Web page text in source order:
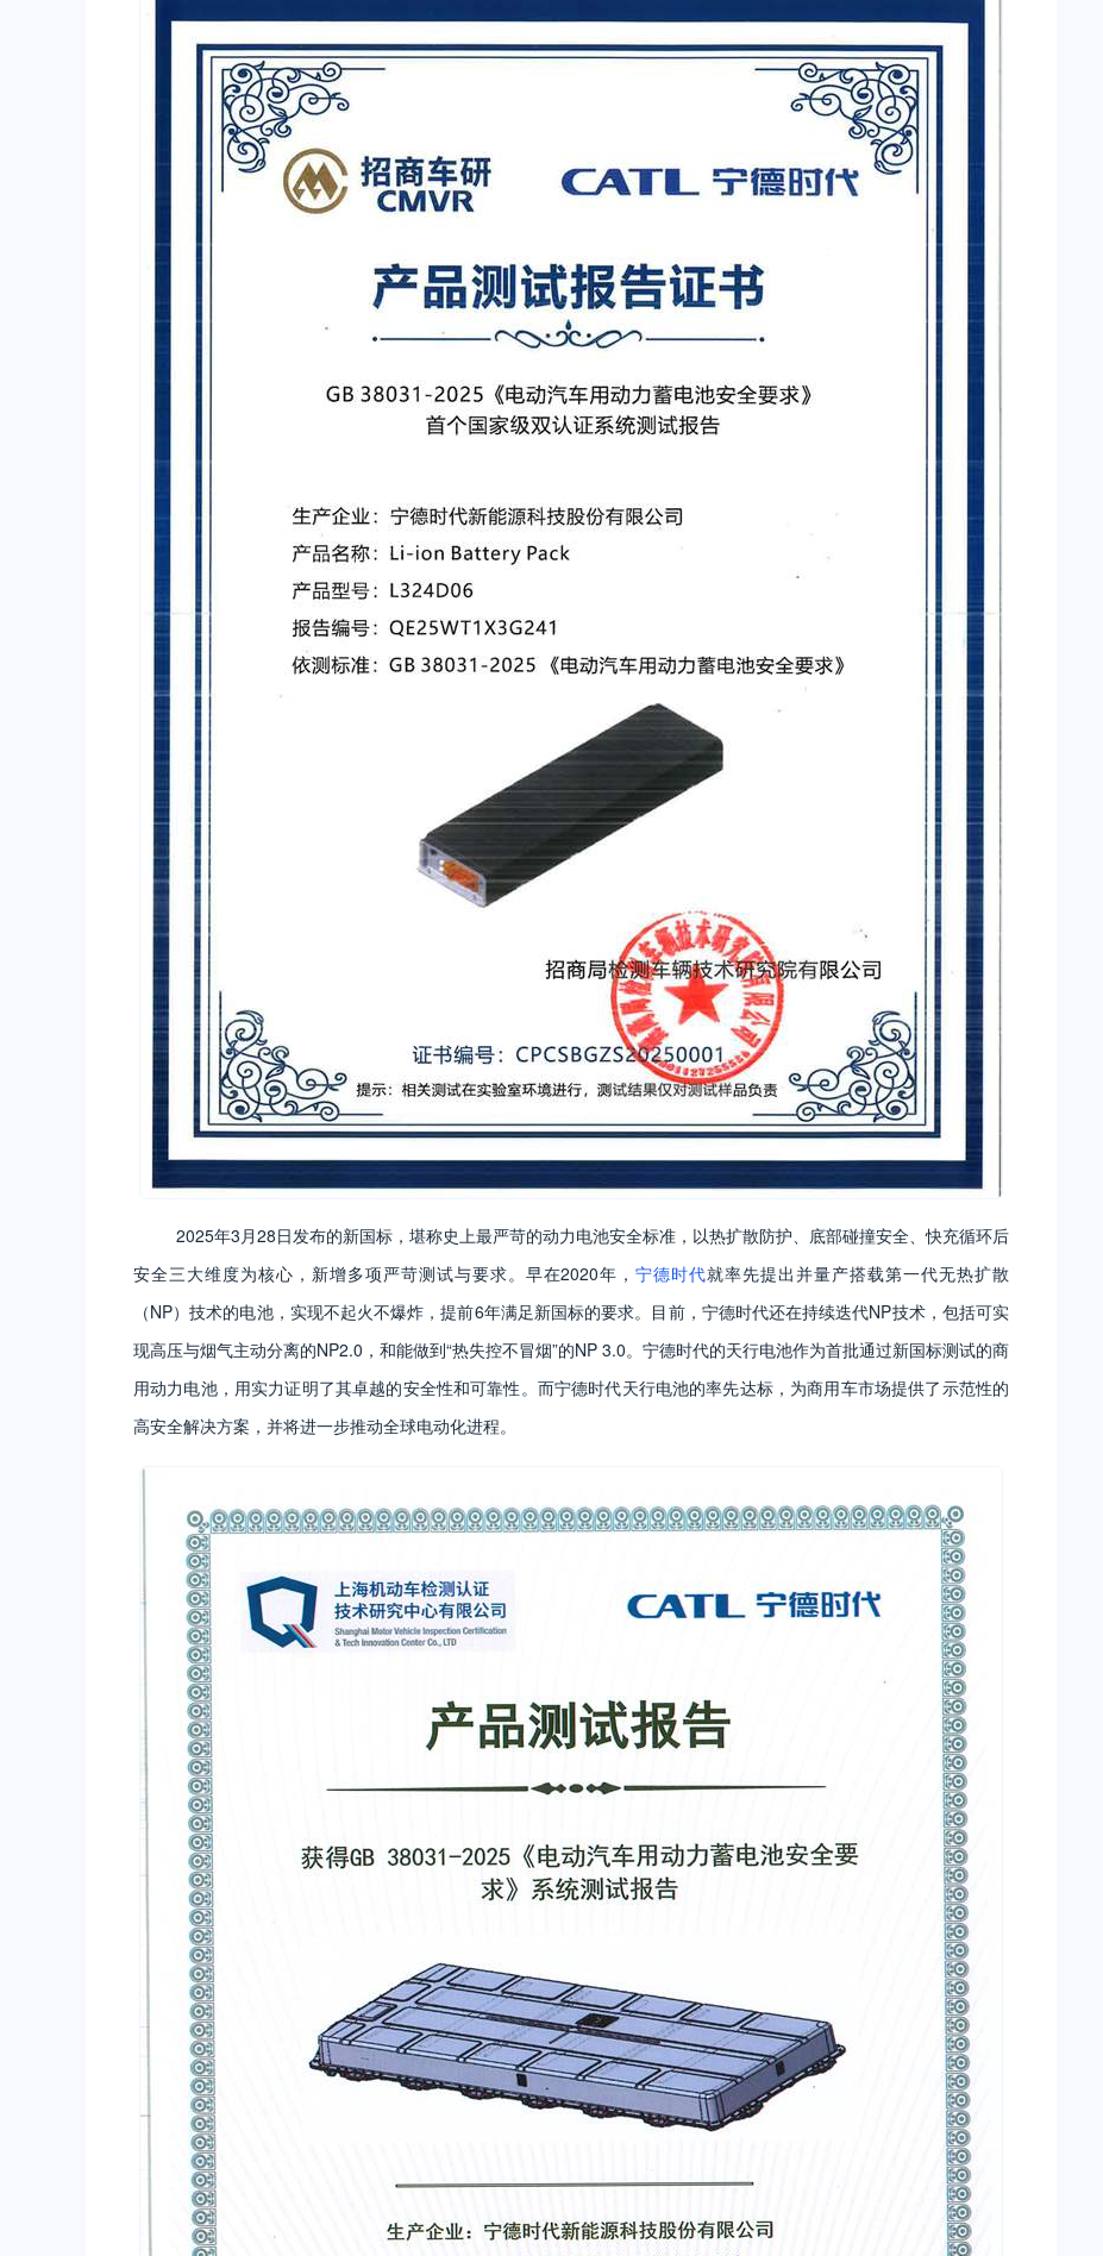
2025年3月28日发布的新国标，堪称史上最严苛的动力电池安全标准，以热扩散防护、底部碰撞安全、快充循环后
安全三大维度为核心，新增多项严苛测试与要求。早在2020年，宁德时代就率先提出并量产搭载第一代无热扩散
（NP）技术的电池，实现不起火不爆炸，提前6年满足新国标的要求。目前，宁德时代还在持续迭代NP技术，包括可实
现高压与烟气主动分离的NP2.0，和能做到“热失控不冒烟”的NP 3.0。宁德时代的天行电池作为首批通过新国标测试的商
用动力电池，用实力证明了其卓越的安全性和可靠性。而宁德时代天行电池的率先达标，为商用车市场提供了示范性的
高安全解决方案，并将进一步推动全球电动化进程。